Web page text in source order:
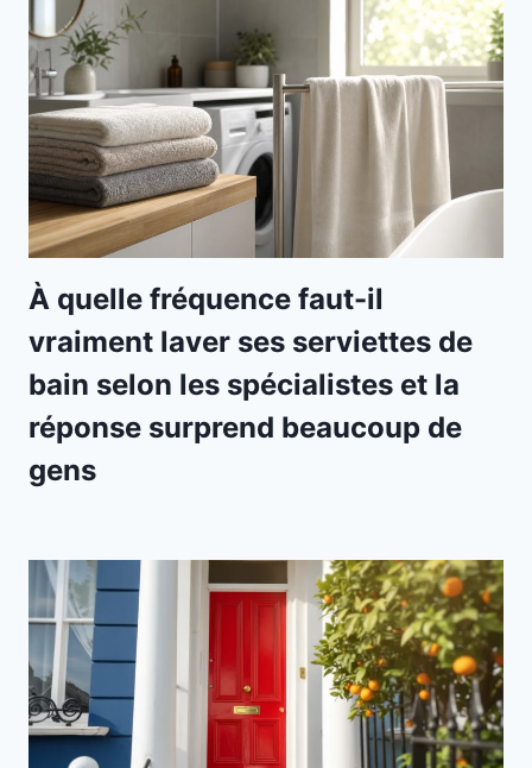
À quelle fréquence faut-il
vraiment laver ses serviettes de
bain selon les spécialistes et la
réponse surprend beaucoup de
gens